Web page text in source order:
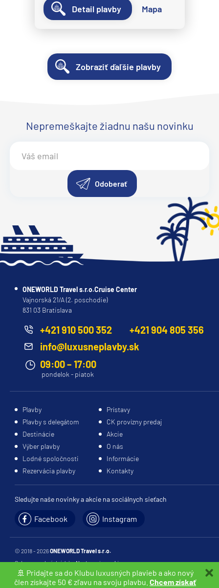
🚢 Pridajte sa do Klubu luxusných plavieb a ako nový
člen získajte 50 € zľavu na svoju plavbu. Chcem získať
Detail plavby Mapa
Zobraziť ďaľšie plavby
Nepremeškajte žiadnu našu novinku
Odoberať
ONEWORLD Travel s.r.o.Cruise Center
Vajnorská 21/A (2. poschodie)
831 03 Bratislava
+421 910 500 352
+421 904 805 356
info@luxusneplavby.sk
09:00 – 17:00
pondelok - piatok
Plavby
Prístavy
Plavby s delegátom
CK provízny predaj
Destinácie
Akcie
Výber plavby
O nás
Lodné spoločnosti
Informácie
Rezervácia plavby
Kontakty
Sledujte naše novinky a akcie na sociálnych sieťach
Facebook Instagram
© 2018 - 2026ONEWORLD Travel s.r.o.
Ochrana osobných údajovNastavenia cookies
webdesign: netropolis s. r. o.